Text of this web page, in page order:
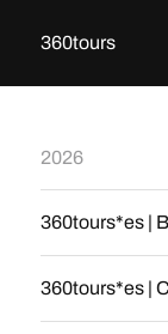
360tours
2026
360tours*es |
360tours*es |